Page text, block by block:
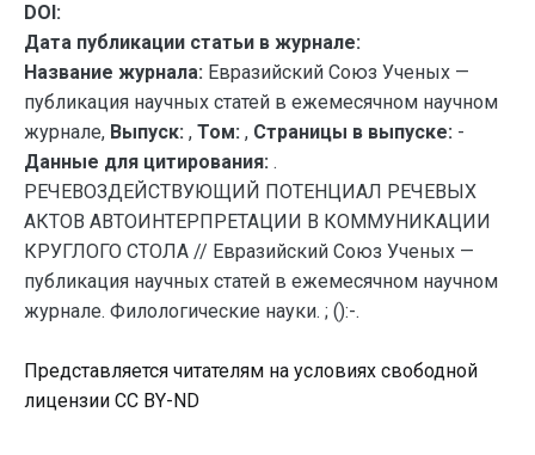
DOI:
Дата публикации статьи в журнале:
Название журнала: Евразийский Союз Ученых —
публикация научных статей в ежемесячном научном
журнале, Выпуск: , Том: , Страницы в выпуске: -
Данные для цитирования: .
РЕЧЕВОЗДЕЙСТВУЮЩИЙ ПОТЕНЦИАЛ РЕЧЕВЫХ
АКТОВ АВТОИНТЕРПРЕТАЦИИ В КОММУНИКАЦИИ
КРУГЛОГО СТОЛА // Евразийский Союз Ученых —
публикация научных статей в ежемесячном научном
журнале. Филологические науки. ; ():-.
Представляется читателям на условиях свободной
лицензии CC BY-ND